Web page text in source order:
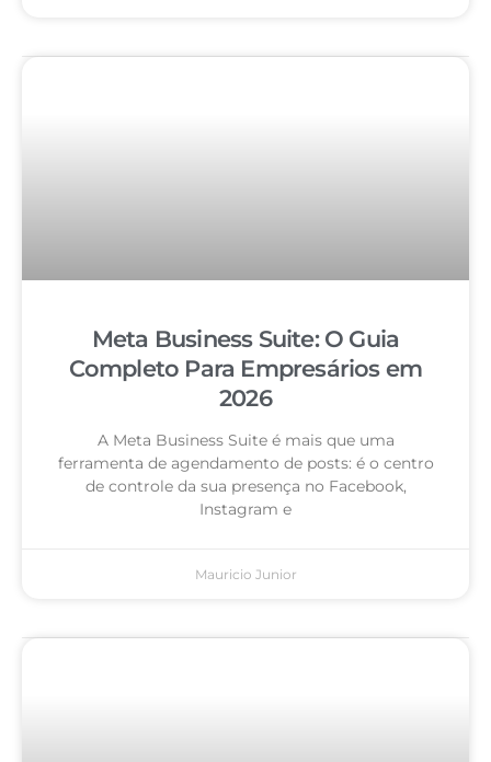
Meta Business Suite: O Guia
Completo Para Empresários em
2026
A Meta Business Suite é mais que uma
ferramenta de agendamento de posts: é o centro
de controle da sua presença no Facebook,
Instagram e
Mauricio Junior